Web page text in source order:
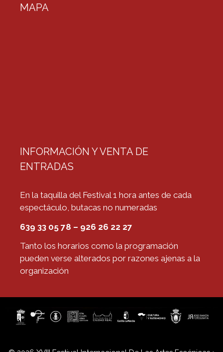
MAPA
INFORMACIÓN Y VENTA DE
ENTRADAS
En la taquilla del Festival 1 hora antes de cada
espectáculo, butacas no numeradas
639 33 05 78 – 926 26 22 27
Tanto los horarios como la programación
pueden verse alterados por razones ajenas a la
organización